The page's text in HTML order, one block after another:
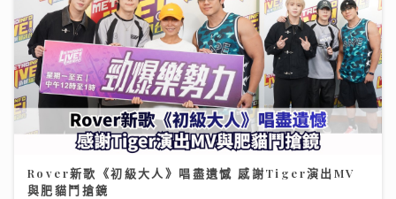
Rover新歌《初級大人》唱盡遺憾 感謝Tiger演出MV
與肥貓鬥搶鏡